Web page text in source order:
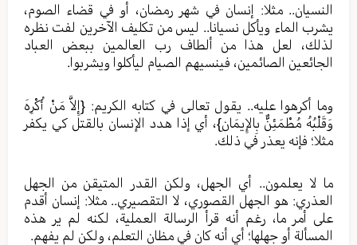
النسيان.. مثلا: إنسان في شهر رمضان، أو في قضاء الصوم،
يشرب الماء ويأكل نسيانا.. ليس من تكليف الآخرين لفت نظره
لذلك، لعل هذا من ألطاف رب العالمين ببعض العباد
الجائعين الصائمين، فينسيهم الصيام ليأكلوا ويشربوا.
وما أكرهوا عليه.. يقول تعالى في كتابه الكريم: {إِلاَّ مَنْ أُكْرِهَ
وَقَلْبُهُ مُطْمَئِنٌّ بِالإِيمَانِ}، أي إذا هدد الإنسان بالقتل كي يكفر
مثلا؛ فإنه يعذر في ذلك.
ما لا يعلمون.. أي الجهل، ولكن القدر المتيقن من الجهل
العذري: هو الجهل القصوري، لا التقصيري.. مثلا: إنسان أقدم
على أمر ما، رغم أنه قرأ الرسالة العملية، لكنه لم ير هذه
المسألة أو جهلها؛ أي أنه كان في مظان التعلم، ولكن لم يفهم.